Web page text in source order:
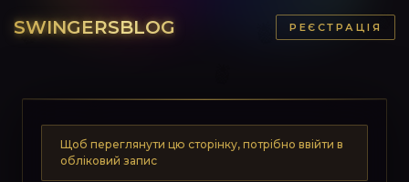
SWINGERSBLOG РЕЄСТРАЦІЯ
Щоб переглянути цю сторінку, потрібно ввійти в
обліковий запис